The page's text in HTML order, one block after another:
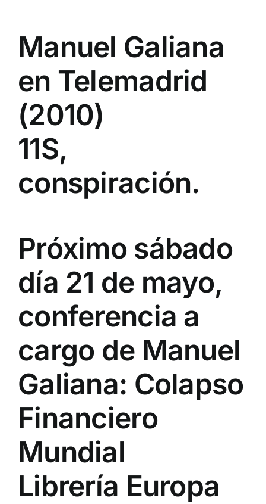
Manuel Galiana
en Telemadrid
(2010)
11S,
conspiración.
Próximo sábado
día 21 de mayo,
conferencia a
cargo de Manuel
Galiana: Colapso
Financiero
Mundial
Librería Europa